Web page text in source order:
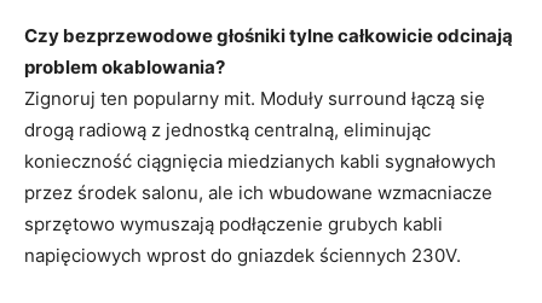
Czy bezprzewodowe głośniki tylne całkowicie odcinają
problem okablowania?
Zignoruj ten popularny mit. Moduły surround łączą się
drogą radiową z jednostką centralną, eliminując
konieczność ciągnięcia miedzianych kabli sygnałowych
przez środek salonu, ale ich wbudowane wzmacniacze
sprzętowo wymuszają podłączenie grubych kabli
napięciowych wprost do gniazdek ściennych 230V.